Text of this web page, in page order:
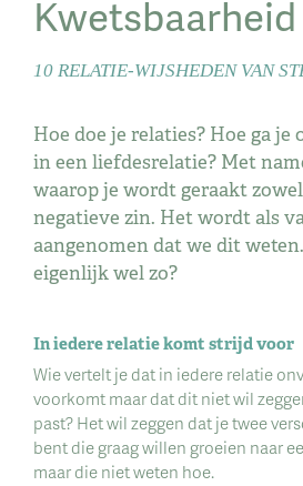
Kwetsbaarheid
10 RELATIE-WIJSHEDEN VAN
Hoe doe je relaties? Hoe ga
in een liefdesrelatie? Met
waarop je wordt geraakt
negatieve zin. Het wordt als
aangenomen dat we dit
eigenlijk wel zo?
In iedere relatie komt strijd voor
Wie vertelt je dat in iedere relatie
voorkomt maar dat dit niet wil
past? Het wil zeggen dat je twee
bent die graag willen groeien naar
maar die niet weten hoe.